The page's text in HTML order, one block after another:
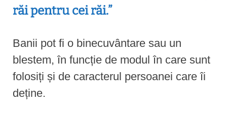
răi pentru cei răi.”
Banii pot fi o binecuvântare sau un
blestem, în funcție de modul în care sunt
folosiți și de caracterul persoanei care îi
deține.